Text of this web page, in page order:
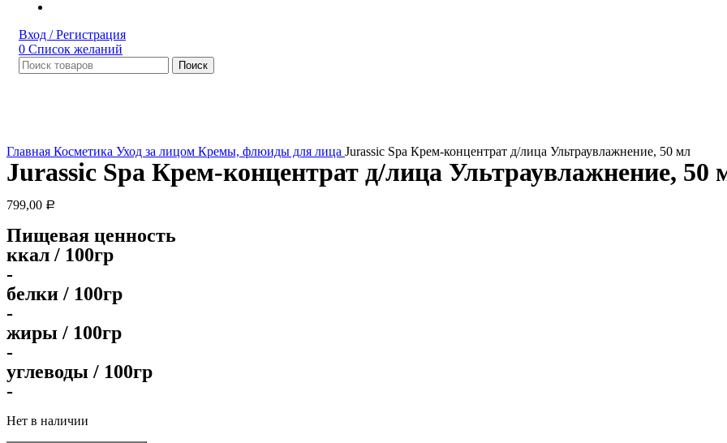
Вход / Регистрация
0 Список желаний
Поиск
Главная Косметика Уход за лицом Кремы, флюиды для лица Jurassic Spa Крем-концентрат д/лица Ультраувлажнение, 50 мл
Jurassic Spa Крем-концентрат д/лица Ультраувлажнение, 50
799,00 Р
Пищевая ценность
ккал / 100гр
-
белки / 100гр
-
жиры / 100гр
-
углеводы / 100гр
-
Нет в наличии